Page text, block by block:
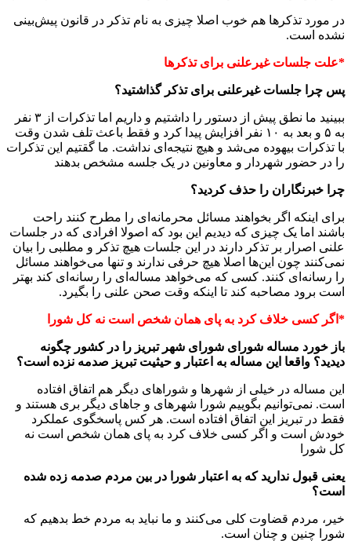
در مورد تذکرها هم خوب اصلا چیزی به نام تذکر در قانون پیش‌بینی
نشده است.
*علت جلسات غیرعلنی برای تذکرها
پس چرا جلسات غیرعلنی برای تذکر گذاشتید؟
ببینید ما نطق پیش از دستور را داشتیم و داریم اما تذکرات از ۳ نفر
به ۵ و بعد به ۱۰ نفر افزایش پیدا کرد و فقط باعث تلف شدن وقت
با تذکرات بیهوده می‌شد و هیچ نتیجه‌ای نداشت. ما گقتیم این تذکرات
را در حضور شهردار و معاونین در یک جلسه مشخص بدهند
چرا خبرنگاران را حذف کردید؟
برای اینکه اگر بخواهند مسائل محرمانه‌ای را مطرح کنند راحت
باشند اما یک چیزی که دیدیم این بود که اصولا افرادی که در جلسات
علنی اصرار بر تذکر دارند در این جلسات هیچ تذکر و مطلبی را بیان
نمی‌کنند چون این‌ها اصلا هیچ حرفی ندارند و تنها می‌خواهند مسائل
را رسانه‌ای کنند. کسی که می‌خواهد مساله‌ای را رسانه‌ای کند بهتر
است برود مصاحبه کند تا اینکه وقت صحن علنی را بگیرد.
*اگر کسی خلاف کرد به پای همان شخص است نه کل شورا
باز خورد مساله شورای شورای شهر تبریز را در کشور چگونه
دیدید؟ واقعا این مساله به اعتبار و حیثیت تبریز صدمه نزده است؟
این مساله در خیلی از شهرها و شوراهای دیگر هم اتفاق افتاده
است. نمی‌توانیم بگوییم شورا شهرهای و جاهای دیگر بری هستند و
فقط در تبریز این اتفاق افتاده است. هر کس پاسخگوی عملکرد
خودش است و اگر کسی خلاف کرد به پای همان شخص است نه
کل شورا
یعنی قبول ندارید که به اعتبار شورا در بین مردم صدمه زده شده
است؟
خیر، مردم قضاوت کلی می‌کنند و ما نباید به مردم خط بدهیم که
شورا چنین و چنان است.